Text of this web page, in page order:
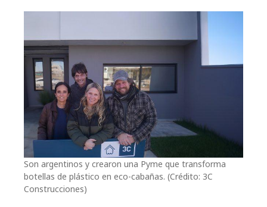
Son argentinos y crearon una Pyme que transforma
botellas de plástico en eco-cabañas. (Crédito: 3C
Construcciones)